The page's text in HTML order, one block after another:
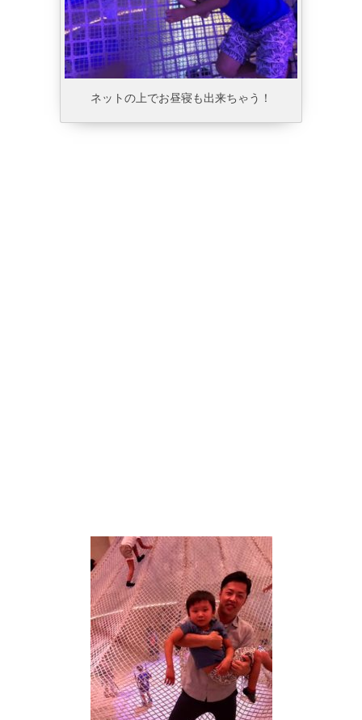
ネットの上でお昼寝も出来ちゃう！